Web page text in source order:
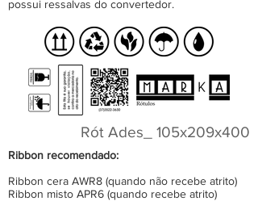
possui ressalvas do convertedor.
Rót Ades_ 105x209x400
Ribbon recomendado:
Ribbon cera AWR8 (quando não recebe atrito)
Ribbon misto APR6 (quando recebe atrito)